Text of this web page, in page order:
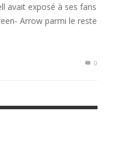
avait exposé à ses fans
Arrow parmi le reste
0